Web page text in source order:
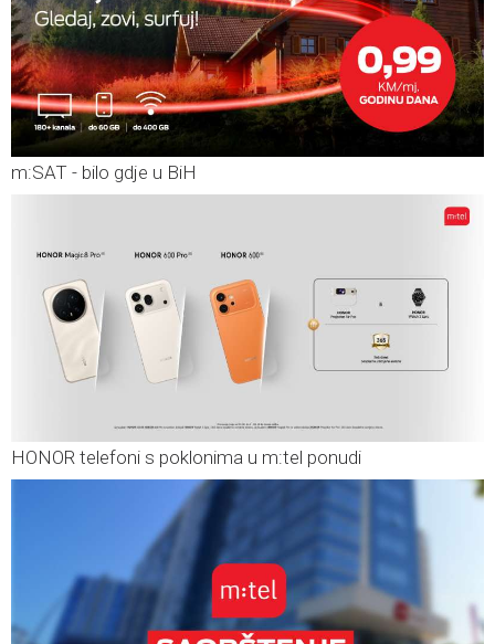
m:SAT - bilo gdje u BiH
HONOR telefoni s poklonima u m:tel ponudi